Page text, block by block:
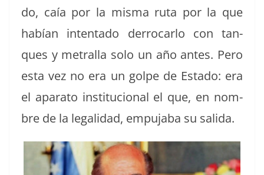
do, caía por la mis­ma ruta por la que
habían inten­ta­do der­ro­car­lo con tan­
ques y metral­la solo un año antes. Pero
esta vez no era un golpe de Esta­do: era
el apara­to insti­tu­cional el que, en nom­
bre de la legal­i­dad, empu­ja­ba su salida.